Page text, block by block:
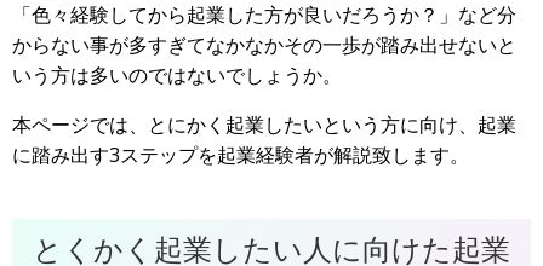
「色々経験してから起業した方が良いだろうか？」など分
からない事が多すぎてなかなかその一歩が踏み出せないと
いう方は多いのではないでしょうか。
本ページでは、とにかく起業したいという方に向け、起業
に踏み出す3ステップを起業経験者が解説致します。
とくかく起業したい人に向けた起業